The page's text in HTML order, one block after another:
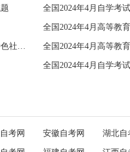
全国2024年4月自学考
全国2024年4月高等教
全国2024年4月高等教育自学考试毛泽东思想和中国特色社会主义理论体系概论试题 全国2024年4月高等教
全国2024年4月自学考
考网 安徽自考网 湖北自